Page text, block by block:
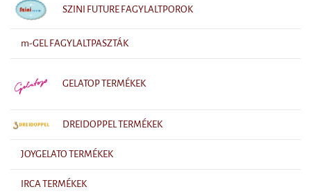
SZINI FUTURE FAGYLALTPOROK
m-GEL FAGYLALTPASZTÁK
GELATOP TERMÉKEK
DREIDOPPEL TERMÉKEK
JOYGELATO TERMÉKEK
IRCA TERMÉKEK